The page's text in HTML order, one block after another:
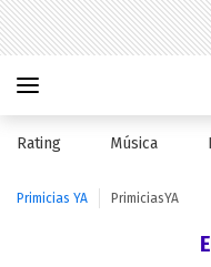
Rating Música
Primicias YA PrimiciasYA